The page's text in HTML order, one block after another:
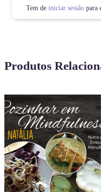
Tem de iniciar sessãopara
Produtos